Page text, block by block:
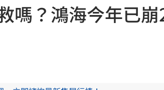
會 16:25
嗎？鴻海今年已